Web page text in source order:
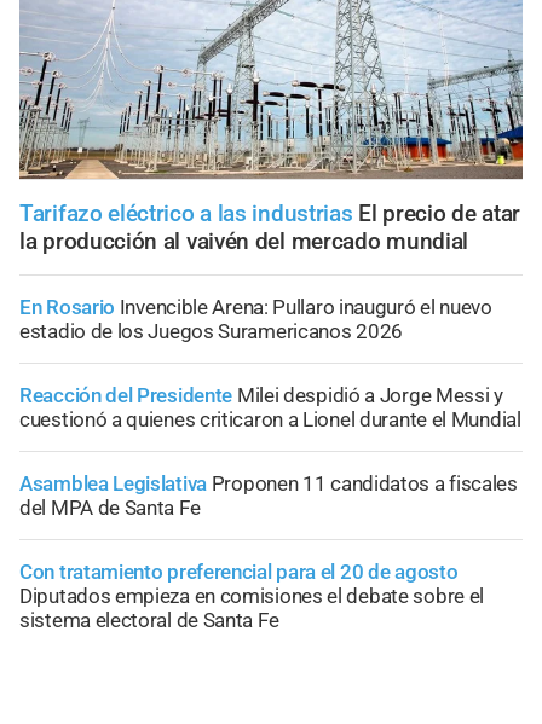
Tarifazo eléctrico a las industrias El precio de atar
la producción al vaivén del mercado mundial
En Rosario Invencible Arena: Pullaro inauguró el nuevo
estadio de los Juegos Suramericanos 2026
Reacción del Presidente Milei despidió a Jorge Messi y
cuestionó a quienes criticaron a Lionel durante el Mundial
Asamblea Legislativa Proponen 11 candidatos a fiscales
del MPA de Santa Fe
Con tratamiento preferencial para el 20 de agosto
Diputados empieza en comisiones el debate sobre el
sistema electoral de Santa Fe